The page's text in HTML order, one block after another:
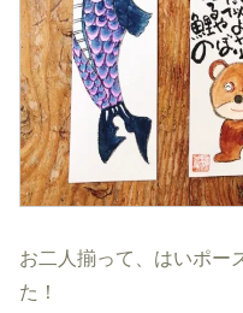
お二人揃って、はいポー
た！